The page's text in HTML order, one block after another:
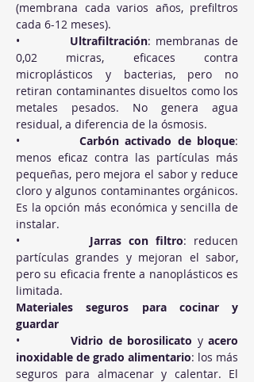
(membrana cada varios años, prefiltros
cada 6-12 meses).
• Ultrafiltración: membranas de
0,02 micras, eficaces contra
microplásticos y bacterias, pero no
retiran contaminantes disueltos como los
metales pesados. No genera agua
residual, a diferencia de la ósmosis.
• Carbón activado de bloque:
menos eficaz contra las partículas más
pequeñas, pero mejora el sabor y reduce
cloro y algunos contaminantes orgánicos.
Es la opción más económica y sencilla de
instalar.
• Jarras con filtro: reducen
partículas grandes y mejoran el sabor,
pero su eficacia frente a nanoplásticos es
limitada.
Materiales seguros para cocinar y
guardar
• Vidrio de borosilicato y acero
inoxidable de grado alimentario: los más
seguros para almacenar y calentar. El